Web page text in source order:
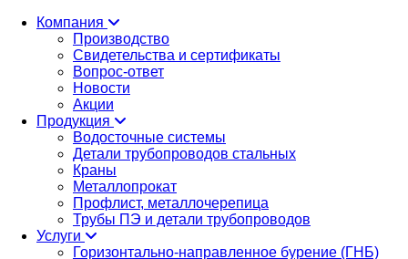
Компания
Производство
Свидетельства и сертификаты
Вопрос-ответ
Новости
Акции
Продукция
Водосточные системы
Детали трубопроводов стальных
Краны
Металлопрокат
Профлист, металлочерепица
Трубы ПЭ и детали трубопроводов
Услуги
Горизонтально-направленное бурение (ГНБ)